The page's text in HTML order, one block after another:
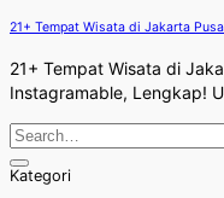
21+ Tempat Wisata di Jakarta
21+ Tempat Wisata di
Instagramable, Lengkap!
Kategori